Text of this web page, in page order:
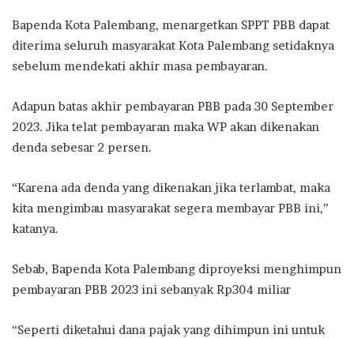
Bapenda Kota Palembang, menargetkan SPPT PBB dapat
diterima seluruh masyarakat Kota Palembang setidaknya
sebelum mendekati akhir masa pembayaran.
Adapun batas akhir pembayaran PBB pada 30 September
2023. Jika telat pembayaran maka WP akan dikenakan
denda sebesar 2 persen.
“Karena ada denda yang dikenakan jika terlambat, maka
kita mengimbau masyarakat segera membayar PBB ini,”
katanya.
Sebab, Bapenda Kota Palembang diproyeksi menghimpun
pembayaran PBB 2023 ini sebanyak Rp304 miliar
“Seperti diketahui dana pajak yang dihimpun ini untuk